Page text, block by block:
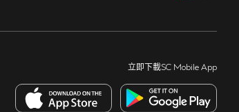
立即下載SC Mobile App